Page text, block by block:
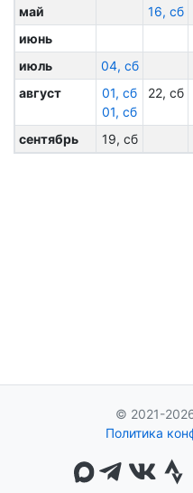
май
16, сб
июнь
июль
04, сб
август
01, сб
01, сб
22, сб
сентябрь 19, сб
© 2021-
Политика